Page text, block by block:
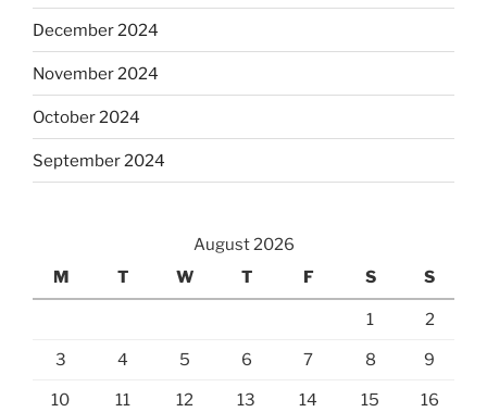
December 2024
November 2024
October 2024
September 2024
August 2026
M
T W T F S S
1 2
3 4 5 6 7 8 9
10 11 12 13 14 15 16